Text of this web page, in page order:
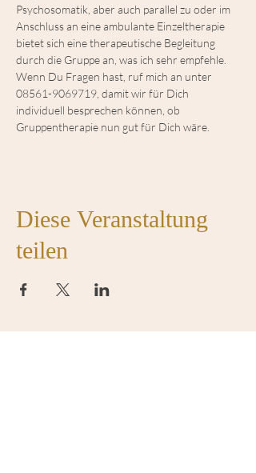
Psychosomatik, aber auch parallel zu oder im
Anschluss an eine ambulante Einzeltherapie
bietet sich eine therapeutische Begleitung
durch die Gruppe an, was ich sehr empfehle.
Wenn Du Fragen hast, ruf mich an unter
08561-9069719, damit wir für Dich
individuell besprechen können, ob
Gruppentherapie nun gut für Dich wäre.
Diese Veranstaltung
teilen